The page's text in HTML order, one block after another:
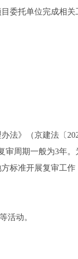
委托单位完成相
》（京建法〔
审周期一般为3年
标准开展复审工作
活动。